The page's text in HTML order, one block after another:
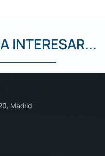
INTERESAR...
Madrid